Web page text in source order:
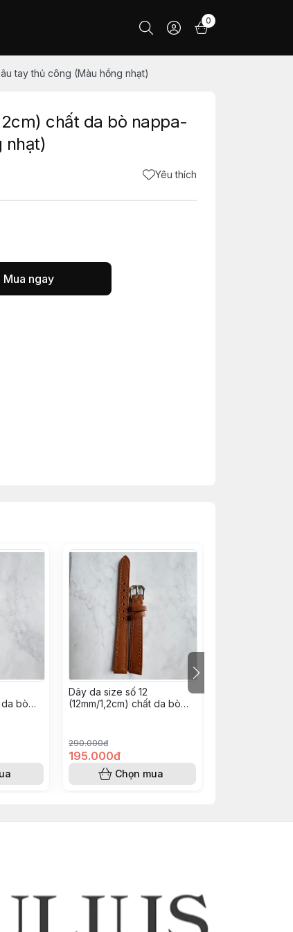
0
tay thủ công (Màu hồng nhạt)
chất da bò nappa-
nhạt)
Yêu thích
Mua ngay
da bò
￼Dây da size số 12
(12mm/1,2cm) chất da bò
290.000đ
195.000đ
Chọn mua